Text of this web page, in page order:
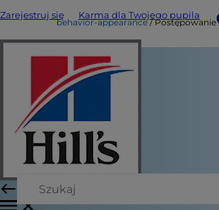
Zarejestruj się Karma dla Twojego pupila
behavior-appearance Postępowanie